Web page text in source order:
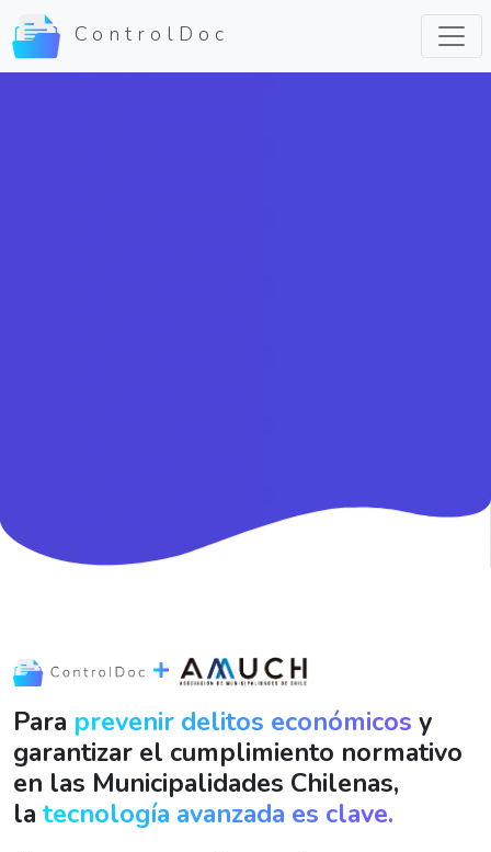
ControlDoc
Para prevenir delitos económicos y
garantizar el cumplimiento normativo
en las Municipalidades Chilenas,
la tecnología avanzada es clave.